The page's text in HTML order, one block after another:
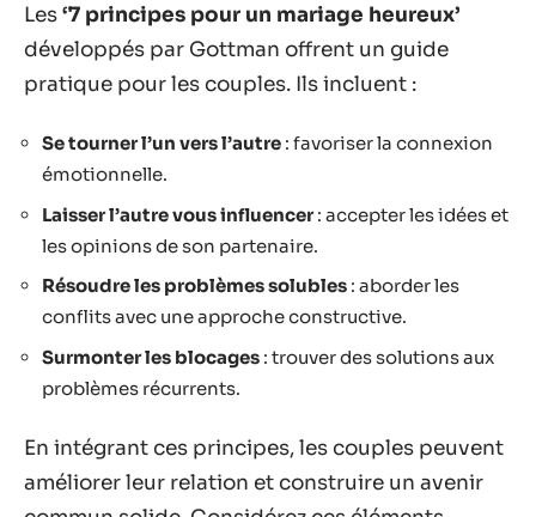
Les‘7 principes pour un mariage heureux’
développés par Gottman offrent un guide
pratique pour les couples. Ils incluent :
Se tourner l’un vers l’autre : favoriser la connexion
émotionnelle.
Laisser l’autre vous influencer: accepter les idées et
les opinions de son partenaire.
Résoudre les problèmes solubles : aborder les
conflits avec une approche constructive.
Surmonter les blocages : trouver des solutions aux
problèmes récurrents.
En intégrant ces principes, les couples peuvent
améliorer leur relation et construire un avenir